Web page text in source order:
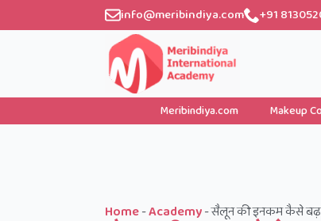
info@meribindiya.com +91
Meribindiya.com Makeup
Home-Academy-सैलून की इनकम कैसे